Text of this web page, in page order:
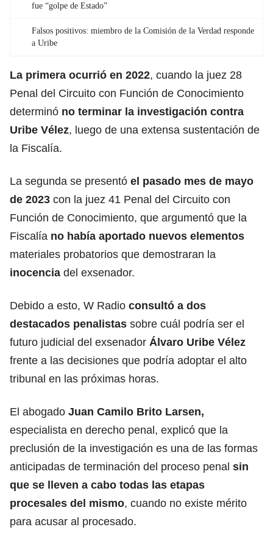
fue “golpe de Estado”
Falsos positivos: miembro de la Comisión de la Verdad responde
a Uribe
La primera ocurrió en 2022, cuando la juez 28
Penal del Circuito con Función de Conocimiento
determinó no terminar la investigación contra
Uribe Vélez, luego de una extensa sustentación de
la Fiscalía.
La segunda se presentó el pasado mes de mayo
de 2023 con la juez 41 Penal del Circuito con
Función de Conocimiento, que argumentó que la
Fiscalía no había aportado nuevos elementos
materiales probatorios que demostraran la
inocencia del exsenador.
Debido a esto, W Radio consultó a dos
destacados penalistas sobre cuál podría ser el
futuro judicial del exsenador Álvaro Uribe Vélez
frente a las decisiones que podría adoptar el alto
tribunal en las próximas horas.
El abogado Juan Camilo Brito Larsen,
especialista en derecho penal, explicó que la
preclusión de la investigación es una de las formas
anticipadas de terminación del proceso penal sin
que se lleven a cabo todas las etapas
procesales del mismo, cuando no existe mérito
para acusar al procesado.